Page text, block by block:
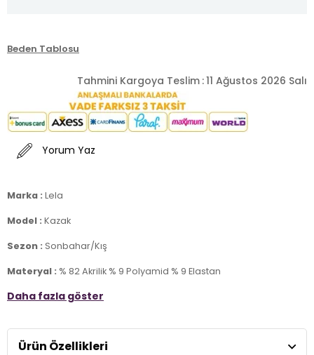
Beden Tablosu
Tahmini Kargoya Teslim :11 Ağustos 2026 Salı
Yorum Yaz
Marka : Lela
Model : Kazak
Sezon : Sonbahar/Kış
Materyal : % 82 Akrilik % 9 Polyamid % 9 Elastan
Yaka Bilgisi :Boğazlı Yaka
Manken Ölçüsü :Kilo : 53 kg / Boy : 1.74 cm / Göğüs : 84 cm / Bel :
Daha fazla göster
Ürün Özellikleri